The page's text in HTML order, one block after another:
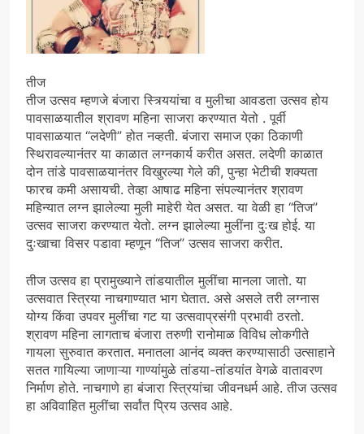
तीज
तीज उत्सव म्हणजे बंजारा स्त्र्यियांचा व मुलीचा आवडता उत्सव होय
पावसाळयातील श्रावण महिना साजरा करण्यात येतो . पूर्वी
पावसाळयात “लदेणी” होत नव्हती. बंजारा समाज एका ठिकाणी
स्थिरावल्यानंतर या काळात लग्नकार्य करीत असत. लदेणी काळात
दोन तांडे पावसाळयानंतर विखुरल्या गेले की, पुन्हा भेटीची शक्यता
फारच कमी असायची. तेव्हा आषाढ महिना संपल्यानंतर श्रावण
महिन्यात लग्न झालेल्या मुली माहेरी येत असत. या वेळी हा “तिज”
उत्सव साजरा करण्यात येतो. लग्न झालेल्या मुलींना दुःख होई. या
दुःखाचा विसर पडावा म्हणून “तिज” उत्सव साजरा करीत.
तीज उत्सव हा प्रामुख्याने तांडयातील मुलींचा मानला जातो. या
उत्सवात स्त्रिया नाचगाण्यात भाग घेतात. असे असले तरी लग्नास
योग्य किंवा उपवर मुलींचा गट या उत्सवाप्रसंगी प्रभावी ठरतो.
श्रावण महिना लागताच बंजारा तरुणी रानोमाळ विविध लोकगीते
गायला सुरुवात करतात. मनातला आनंद व्यक्त करण्यासाठी उत्साहाने
सतत गायिल्या जाणाऱ्या गाण्यांमुळे तांडया-तांडयांत वेगळे वातावरण
निर्माण होते. नाचगाणे हा बंजारा स्त्रियांचा जीवनधर्म आहे. तीज उत्सव
हा अविवाहित मुलींचा सर्वांत प्रिय उत्सव आहे.